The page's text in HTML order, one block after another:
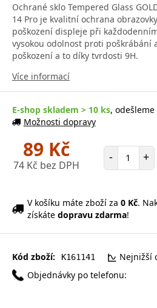
Ochrané sklo Tempered Glass
14 Pro je kvalitní ochrana
poškození displeje při
vysokou odolnost proti poškrábání
poškození a to díky tvrdosti 9H.
Více informací
E-shop skladem > 10 ks,
Možnosti dopravy
89 Kč
74 Kč bez DPH
- Počet +
V košíku máte zboží za 0 Kč.
získáte dopravu zdarma!
Kód zboží: K161141
Nejnižší
Objednávky po telefonu: